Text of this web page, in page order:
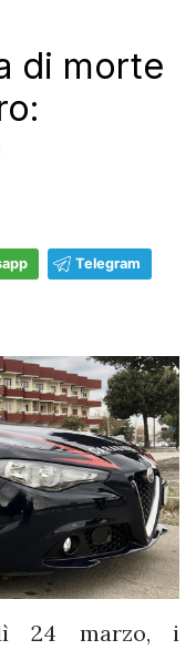
di morte
Telegram
24 marzo, i